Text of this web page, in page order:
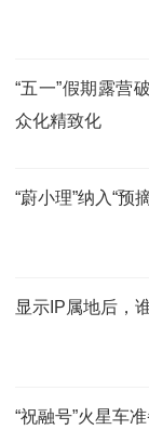
“五一”假期露营
众化精致化
“蔚小理”纳入“预
显示IP属地后，
“祝融号”火星车